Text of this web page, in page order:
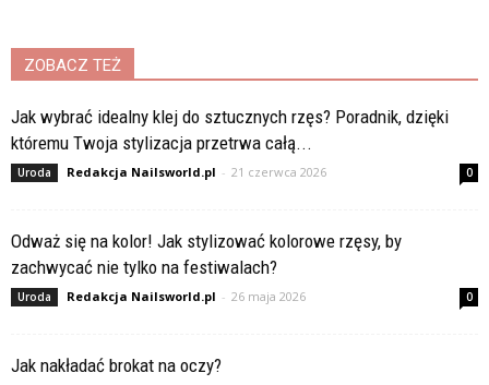
ZOBACZ TEŻ
Jak wybrać idealny klej do sztucznych rzęs? Poradnik, dzięki
któremu Twoja stylizacja przetrwa całą...
Uroda Redakcja Nailsworld.pl - 21 czerwca 2026 0
Odważ się na kolor! Jak stylizować kolorowe rzęsy, by
zachwycać nie tylko na festiwalach?
Uroda Redakcja Nailsworld.pl - 26 maja 2026 0
Jak nakładać brokat na oczy?